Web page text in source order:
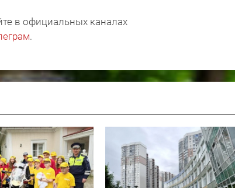
в официальных каналах
.